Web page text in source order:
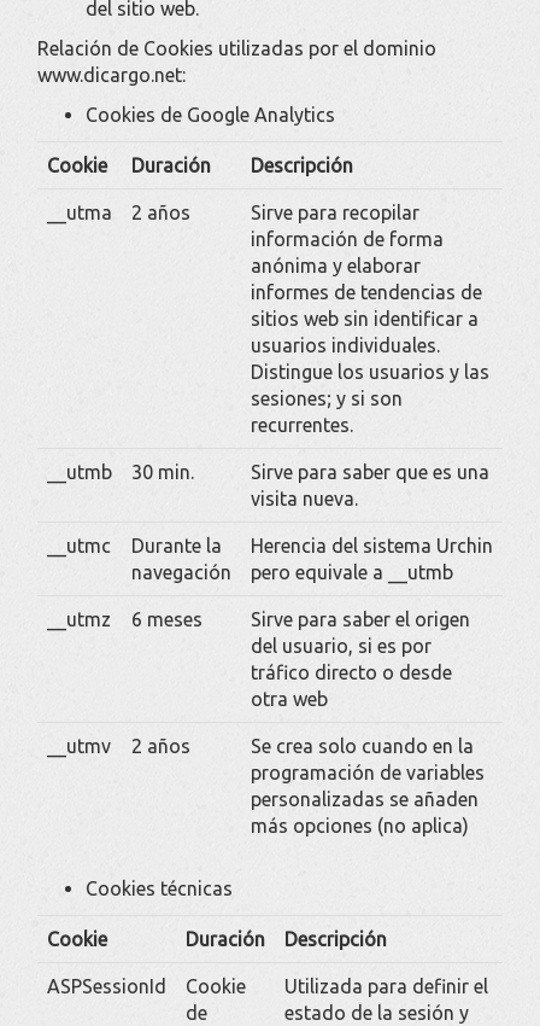
del sitio web.
Relación de Cookies utilizadas por el dominio
www.dicargo.net:
Cookies de Google Analytics
Cookie Duración Descripción
__utma 2 años
Sirve para recopilar
información de forma
anónima y elaborar
informes de tendencias de
sitios web sin identificar a
usuarios individuales.
Distingue los usuarios y las
sesiones; y si son
recurrentes.
__utmb 30 min.
Sirve para saber que es una
visita nueva.
__utmc
Durante la
navegación
Herencia del sistema Urchin
pero equivale a __utmb
__utmz 6 meses
Sirve para saber el origen
del usuario, si es por
tráfico directo o desde
otra web
__utmv 2 años
Se crea solo cuando en la
programación de variables
personalizadas se añaden
más opciones (no aplica)
Cookies técnicas
Cookie Duración Descripción
ASPSessionId
Cookie
de
Utilizada para definir el
estado de la sesión y